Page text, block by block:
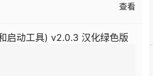
查看
启动工具) v2.0.3 汉化绿色版